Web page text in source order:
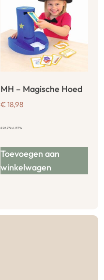
MH – Magische Hoed
€ 18,98
€22,97incl. BTW
Toevoegen aan
winkelwagen